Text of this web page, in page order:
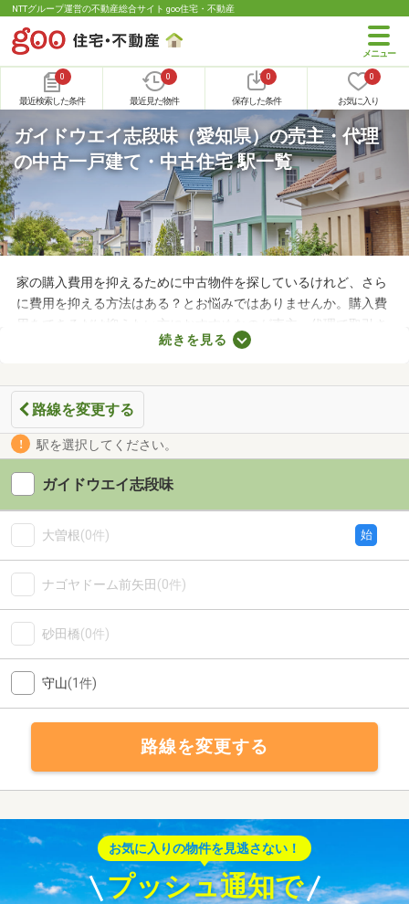
NTTグループ運営の不動産総合サイト goo住宅・不動産
0
最近検索した条件
0
最近見た物件
0
保存した条件
0
お気に入り
ガイドウエイ志段味（愛知県）の売主・代理
の中古一戸建て・中古住宅 駅一覧
家の購入費用を抑えるために中古物件を探しているけれど、さら
に費用を抑える方法はある？とお悩みではありませんか。購入費
用をできるだけ抑えたい方におすすめなのが売主・代理で取引さ
れる物件です。不動産会社への仲介手数料が発生しないので、購
古の一戸建て物件を紹介します。
続きを見る
路線を変更する
駅を選択してください。
ガイドウエイ志段味
大曽根(0件) 始
ナゴヤドーム前矢田 (0件)
砂田橋(0件)
守山(1件)
路線を変更する
お気に入りの物件を見逃さない！
プッシュ通知で